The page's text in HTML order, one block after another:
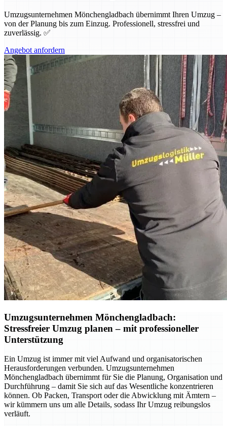
Umzugsunternehmen Mönchengladbach übernimmt Ihren Umzug –
von der Planung bis zum Einzug. Professionell, stressfrei und
zuverlässig. ✅
Angebot anfordern
Umzugsunternehmen Mönchengladbach:
Stressfreier Umzug planen – mit professioneller
Unterstützung
Ein Umzug ist immer mit viel Aufwand und organisatorischen
Herausforderungen verbunden. Umzugsunternehmen
Mönchengladbach übernimmt für Sie die Planung, Organisation und
Durchführung – damit Sie sich auf das Wesentliche konzentrieren
können. Ob Packen, Transport oder die Abwicklung mit Ämtern –
wir kümmern uns um alle Details, sodass Ihr Umzug reibungslos
verläuft.